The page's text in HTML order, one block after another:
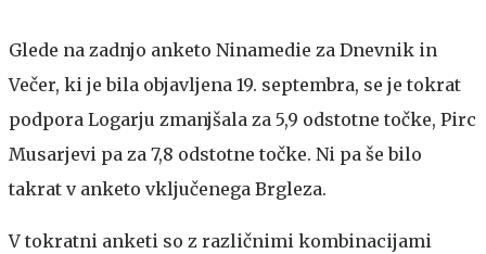
Glede na zadnjo anketo Ninamedie za Dnevnik in
Večer, ki je bila objavljena 19. septembra, se je tokrat
podpora Logarju zmanjšala za 5,9 odstotne točke, Pirc
Musarjevi pa za 7,8 odstotne točke. Ni pa še bilo
takrat v anketo vključenega Brgleza.
V tokratni anketi so z različnimi kombinacijami